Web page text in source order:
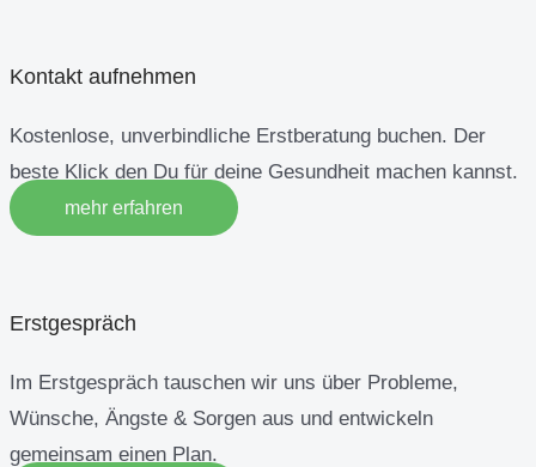
Kontakt aufnehmen
Kostenlose, unverbindliche Erstberatung buchen. Der
beste Klick den Du für deine Gesundheit machen kannst.
mehr erfahren
Erstgespräch
Im Erstgespräch tauschen wir uns über Probleme,
Wünsche, Ängste & Sorgen aus und entwickeln
gemeinsam einen Plan.